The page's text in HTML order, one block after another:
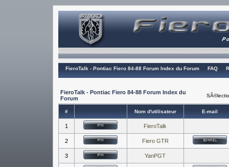
FieroTalk - Pontiac Fiero 84-88 Forum Index du Forum FAQ
FieroTalk - Pontiac Fiero 84-88 Forum Index du
Forum
# Nom d'utilisateur E-mail
1 FieroTalk
2 Fiero GTR
3 YanPGT